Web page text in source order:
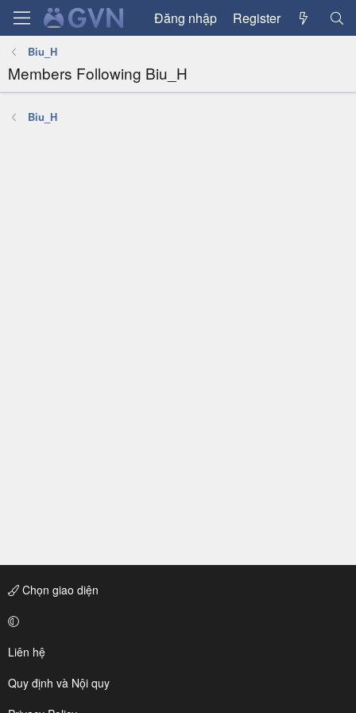
Đăng nhập Register
Biu_H
Members Following Biu_H
Biu_H
Chọn giao diện
Liên hệ
Quy định và Nội quy